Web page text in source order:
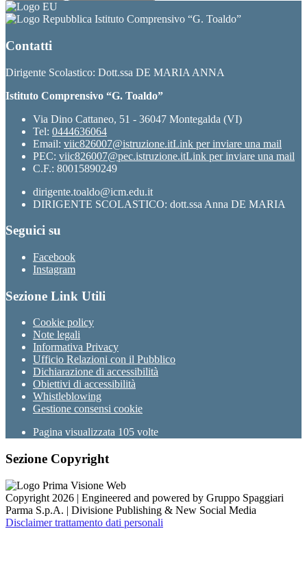
Istituto Comprensivo “G. Toaldo”
Contatti
Dirigente Scolastico: Dott.ssa DE MARIA ANNA
Istituto Comprensivo “G. Toaldo”
Via Dino Cattaneo, 51 - 36047 Montegalda (VI)
Tel: 0444636064
Email: viic826007@istruzione.itLink per inviare una mail
PEC: viic826007@pec.istruzione.itLink per inviare una mail
C.F.: 80015890249
dirigente.toaldo@icm.edu.it
DIRIGENTE SCOLASTICO: dott.ssa Anna DE MARIA
Seguici su
Facebook
Instagram
Sezione Link Utili
Cookie policy
Note legali
Informativa Privacy
Ufficio Relazioni con il Pubblico
Dichiarazione di accessibilità
Obiettivi di accessibilità
Whistleblowing
Gestione consensi cookie
Pagina visualizzata 105 volte
Sezione Copyright
Copyright 2026 | Engineered and powered by Gruppo Spaggiari
Parma S.p.A. | Divisione Publishing & New Social Media
Disclaimer trattamento dati personali